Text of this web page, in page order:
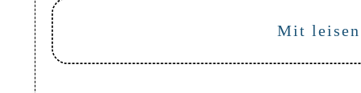
Mit leisen